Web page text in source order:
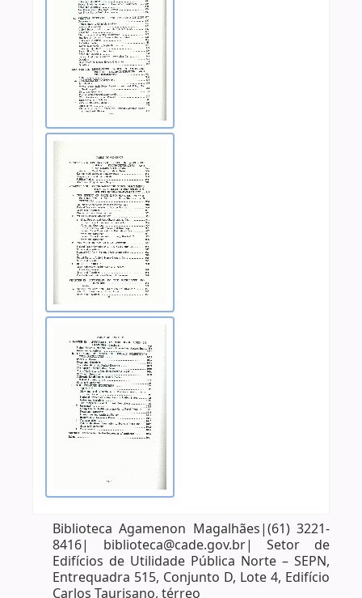
Biblioteca Agamenon Magalhães|(61) 3221-
8416| biblioteca@cade.gov.br| Setor de
Edifícios de Utilidade Pública Norte – SEPN,
Entrequadra 515, Conjunto D, Lote 4, Edifício
Carlos Taurisano, térreo